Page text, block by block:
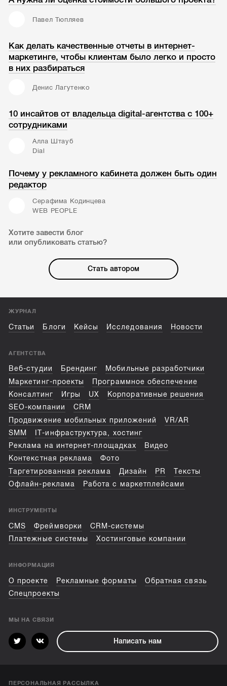
Павел Тюпляев
Как делать качественные отчеты в интернет-
маркетинге, чтобы клиентам было легко и просто
в них разбираться
Денис Лагутенко
10 инсайтов от владельца digital-агентства с 100+
сотрудниками
Алла Штауб
Dial
Почему у рекламного кабинета должен быть один
редактор
Серафима Кодинцева
WEB PEOPLE
Хотите завести блог
или опубликовать статью?
Стать автором
ЖУРНАЛ
Статьи Блоги Кейсы Исследования Новости
АГЕНТСТВА
Веб-студии Брендинг
Мобильные разработчики
Маркетинг-проекты
Программное обеспечение
Консалтинг
Игры UX
Корпоративные решения
SEO-компании
CRM
Продвижение мобильных приложений
VR/AR
SMM
IT-инфраструктура, хостинг
Реклама на интернет-площадках
Видео
Контекстная реклама
Фото
Таргетированная реклама
Дизайн PR
Тексты
Офлайн-реклама
Работа с маркетплейсами
ИНСТРУМЕНТЫ
CMS Фреймворки
CRM-системы
Платежные системы
Хостинговые компании
ИНФОРМАЦИЯ
О проекте Рекламные форматы
Обратная связь
Спецпроекты
МЫ НА СВЯЗИ
Написать нам
ПЕРСОНАЛЬНАЯ РАССЫЛКА